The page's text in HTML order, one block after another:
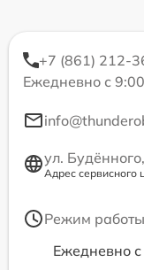
+7 (861) 212-
Ежедневно с
ул.
Адрес сервисного
Режим
Ежедневно